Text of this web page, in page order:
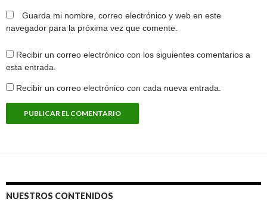
Guarda mi nombre, correo electrónico y web en este
navegador para la próxima vez que comente.
Recibir un correo electrónico con los siguientes comentarios a
esta entrada.
Recibir un correo electrónico con cada nueva entrada.
NUESTROS CONTENIDOS